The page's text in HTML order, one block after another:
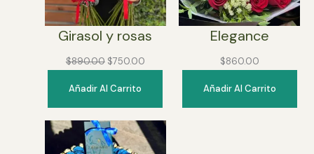
Girasol y rosas
$890.00 Original
was:
$890.00.
$750.00Current
$750.00.
Añadir Al Carrito
Elegance
$860.00
Añadir Al Carrito